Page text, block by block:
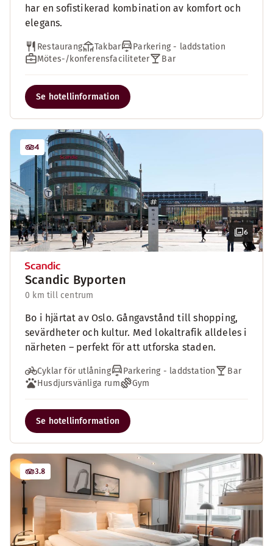
har en sofistikerad kombination av komfort och
elegans.
Restaurang Takbar
Parkering - laddstation
Mötes-/konferensfaciliteter
Bar
Se hotellinformation
6
4
Scandic Byporten
0 km till centrum
Bo i hjärtat av Oslo. Gångavstånd till shopping,
sevärdheter och kultur. Med lokaltrafik alldeles i
närheten – perfekt för att utforska staden.
Cyklar för utlåning Parkering - laddstation
Bar
Husdjursvänliga rum
Gym
Se hotellinformation
3.8